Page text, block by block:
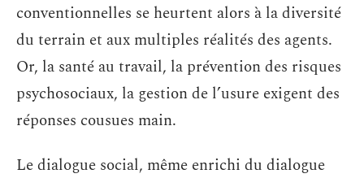
conventionnelles se heurtent alors à la diversité
du terrain et aux multiples réalités des agents.
Or, la santé au travail, la prévention des risques
psychosociaux, la gestion de l’usure exigent des
réponses cousues main.
Le dialogue social, même enrichi du dialogue